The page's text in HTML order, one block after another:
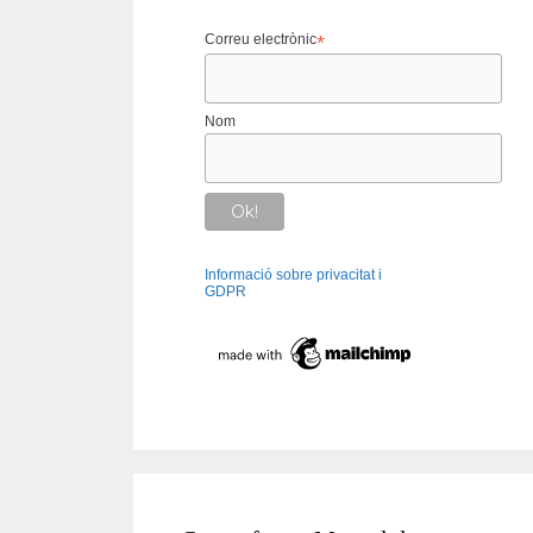
Correu electrònic*
Nom
Informació sobre privacitat i
GDPR